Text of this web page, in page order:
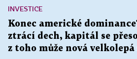
INVESTICE
Konec americké
ztrácí dech, kapitál se
z toho může nová